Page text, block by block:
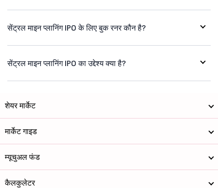
सेंट्रल माइन प्लानिंग IPO के लिए बुक रनर कौन है?
सेंट्रल माइन प्लानिंग IPO का उद्देश्य क्या है?
शेयर मार्केट
मार्केट गाइड
म्यूचुअल फंड
कैलकुलेटर